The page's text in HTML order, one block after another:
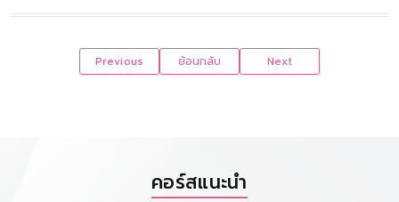
Previous ย้อนกลับ Next
คอร์สแนะนำ